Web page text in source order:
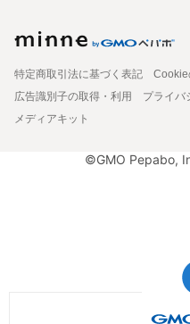
特定商取引法に基づく表記
Cookie
広告識別子の取得・利用
プライバ
メディアキット
©GMO Pepabo,